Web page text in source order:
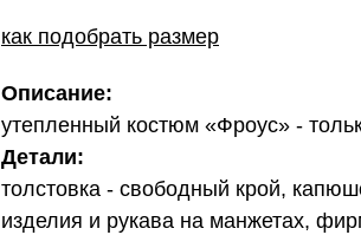
как подобрать размер
Описание:
утепленный костюм «Фроус» -
Детали:
толстовка - свободный крой,
изделия и рукава на манжетах,